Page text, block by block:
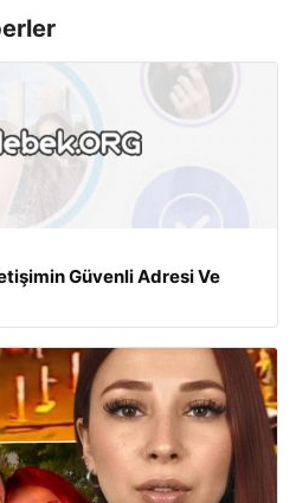
Güvenli Adresi Ve